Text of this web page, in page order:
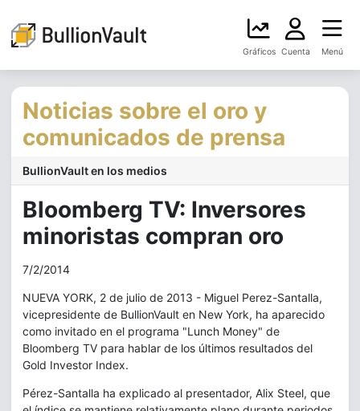
Gráficos Cuenta Menú
Noticias sobre el oro y
comunicados de prensa
BullionVault en los medios
Bloomberg TV: Inversores
minoristas compran oro
7/2/2014
NUEVA YORK, 2 de julio de 2013 - Miguel Perez-Santalla,
vicepresidente de BullionVault en New York, ha aparecido
como invitado en el programa "Lunch Money" de
Bloomberg TV para hablar de los últimos resultados del
Gold Investor Index.
Pérez-Santalla ha explicado al presentador, Alix Steel, que